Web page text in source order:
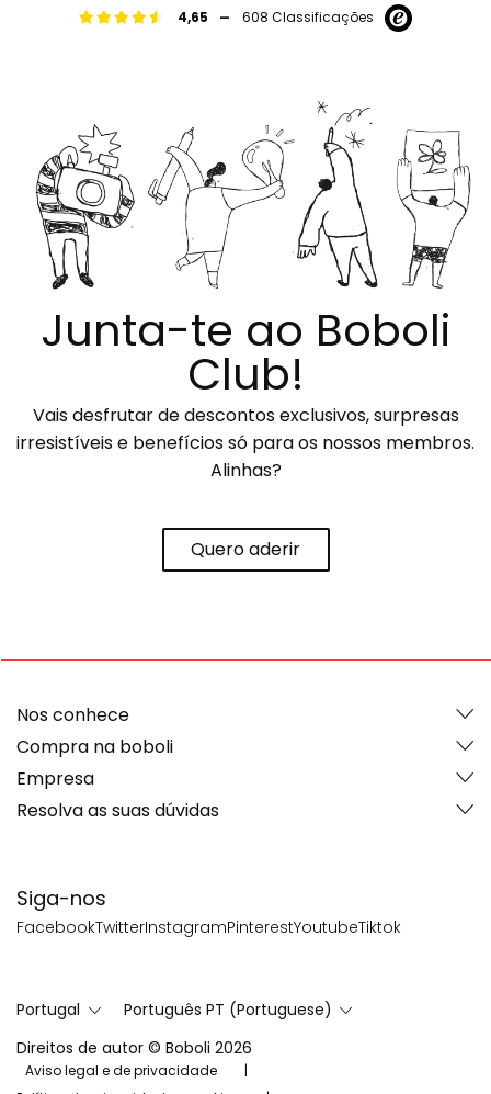
4,65 - 608 Classificações
Junta-te ao Boboli
Club!
Vais desfrutar de descontos exclusivos, surpresas
irresistíveis e benefícios só para os nossos membros.
Alinhas?
Quero aderir
Siga-nos
FacebookTwitterInstagramPinterestYoutubeTiktok
Nos conhece
Compra na boboli
Empresa
Resolva as suas dúvidas
Portugal
Português PT (Portuguese)
Direitos de autor © Boboli 2026
Aviso legal e de privacidade